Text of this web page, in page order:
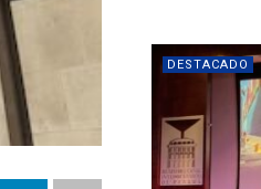
DESTACADO